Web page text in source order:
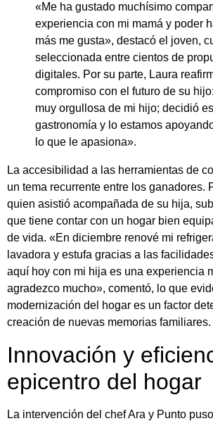
«Me ha gustado muchísimo
experiencia con mi mamá y poder
más me gusta», destacó el joven,
seleccionada entre cientos de
digitales. Por su parte, Laura
compromiso con el futuro de su
muy orgullosa de mi hijo; decidió
gastronomía y lo estamos
lo que le apasiona».
La accesibilidad a las herramientas de
un tema recurrente entre los ganadores.
quien asistió acompañada de su hija,
que tiene contar con un hogar bien
de vida. «En diciembre renové mi
lavadora y estufa gracias a las
aquí hoy con mi hija es una experiencia
agradezco mucho», comentó, lo que
modernización del hogar es un factor
creación de nuevas memorias familiares.
Innovación y
epicentro del hogar
La intervención del chef Ara y Punto